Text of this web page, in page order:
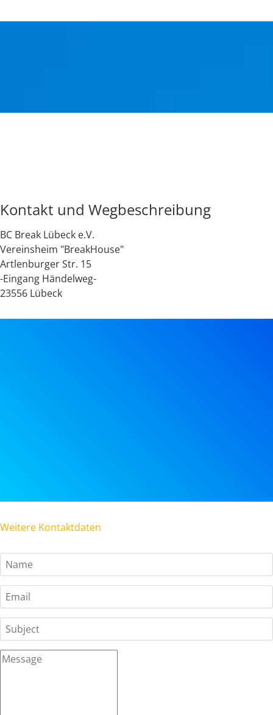
Kontakt und Wegbeschreibung
BC Break Lübeck e.V.
Vereinsheim "BreakHouse"
Artlenburger Str. 15
-Eingang Händelweg-
23556 Lübeck
Weitere Kontaktdaten